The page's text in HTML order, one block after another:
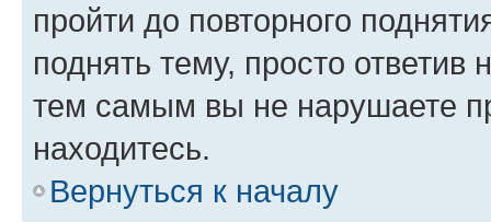
пройти до повторного
поднять тему, просто ответив
тем самым вы не нарушаете
находитесь.
Вернуться к началу